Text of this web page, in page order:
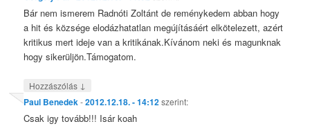
Bár nem ismerem Radnóti Zoltánt de reménykedem abban hogy
a hit és községe elodázhatatlan megújításáért elkötelezett, azért
kritikus mert ideje van a kritikának.Kívánom neki és magunknak
hogy sikerüljön.Támogatom.
Hozzászólás ↓
Paul Benedek-2012.12.18. - 14:12szerint:
Csak igy tovább!!! Isár koah